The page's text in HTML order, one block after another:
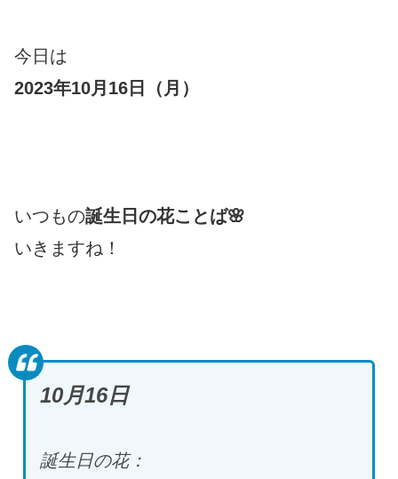
今日は
2023年10月16日（月）
いつもの誕生日の花ことば🌸
いきますね！
10月16日
誕生日の花：